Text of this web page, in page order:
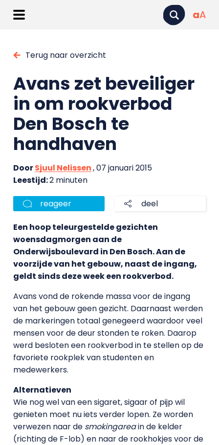
aA
Terug naar overzicht
Avans zet beveiliger
in om rookverbod
Den Bosch te
handhaven
DoorSjuul Nelissen, 07 januari 2015
Leestijd:2 minuten
reageer deel
Een hoop teleurgestelde gezichten
woensdagmorgen aan de
Onderwijsboulevard in Den Bosch. Aan de
voorzijde van het gebouw, naast de ingang,
geldt sinds deze week een rookverbod.
Avans vond de rokende massa voor de ingang
van het gebouw geen gezicht. Daarnaast werden
de markeringen totaal genegeerd waardoor veel
mensen voor de deur stonden te roken. Daarop
werd besloten een rookverbod in te stellen op de
favoriete rookplek van studenten en
medewerkers.
Alternatieven
Wie nog wel van een sigaret, sigaar of pijp wil
genieten moet nu iets verder lopen. Ze worden
verwezen naar de smokingareain de kelder
(richting de F-lob) en naar de rookhokjes voor de